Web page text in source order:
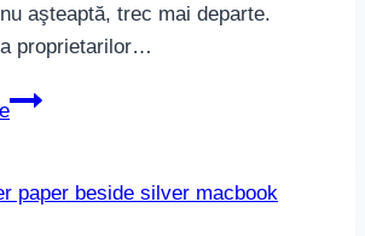
aşteaptă, trec mai departe.
proprietarilor…
Servicii
pentru